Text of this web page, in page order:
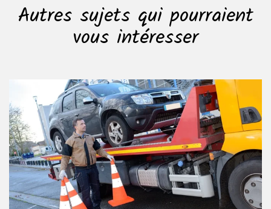
Autres sujets qui pourraient
vous intéresser